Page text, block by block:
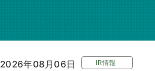
2026年08月06日 IR情報